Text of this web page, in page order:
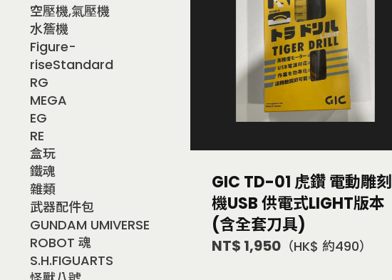
空壓機,氣壓機
水簷機
Figure-
riseStandard
RG
MEGA
EG
RE
盒玩
鐵魂
雜類
武器配件包
GUNDAM UMIVERSE
ROBOT 魂
S.H.FIGUARTS
GIC TD-01 虎鑽 電動雕刻
機USB 供電式LIGHT版本
(含全套刀具)
NT$ 1,950 （HK$ 約490）